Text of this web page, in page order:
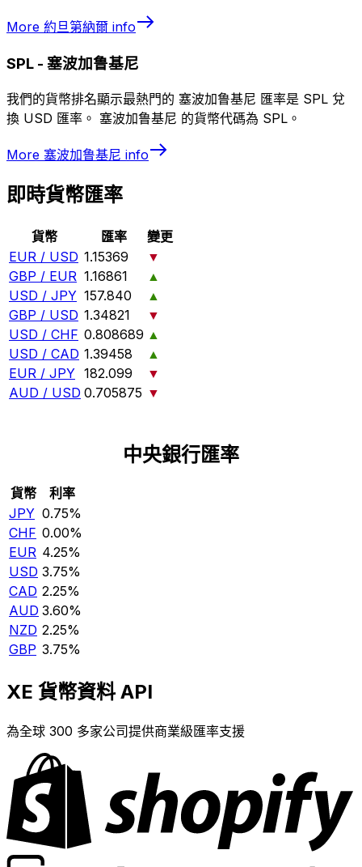
More 約旦第納爾 info
SPL - 塞波加鲁基尼
我們的貨幣排名顯示最熱門的 塞波加鲁基尼 匯率是 SPL 兌
換 USD 匯率。 塞波加鲁基尼 的貨幣代碼為 SPL。
More 塞波加鲁基尼 info
即時貨幣匯率
貨幣 匯率
變更
EUR / USD 1.15369
▼
GBP / EUR 1.16861
▲
USD / JPY 157.840
▲
GBP / USD 1.34821
▼
USD / CHF 0.808689 ▲
USD / CAD 1.39458
▲
EUR / JPY 182.099
▼
AUD / USD 0.705875 ▼
中央銀行匯率
貨幣
利率
JPY 0.75%
CHF 0.00%
EUR 4.25%
USD 3.75%
CAD 2.25%
AUD 3.60%
NZD 2.25%
GBP 3.75%
XE 貨幣資料 API
為全球 300 多家公司提供商業級匯率支援